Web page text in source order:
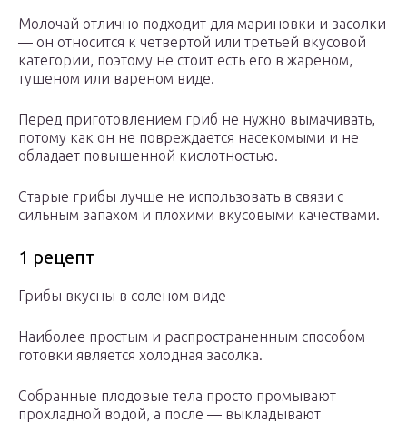
Молочай отлично подходит для мариновки и засолки
— он относится к четвертой или третьей вкусовой
категории, поэтому не стоит есть его в жареном,
тушеном или вареном виде.
Перед приготовлением гриб не нужно вымачивать,
потому как он не повреждается насекомыми и не
обладает повышенной кислотностью.
Старые грибы лучше не использовать в связи с
сильным запахом и плохими вкусовыми качествами.
1 рецепт
Грибы вкусны в соленом виде
Наиболее простым и распространенным способом
готовки является холодная засолка.
Собранные плодовые тела просто промывают
прохладной водой, а после — выкладывают